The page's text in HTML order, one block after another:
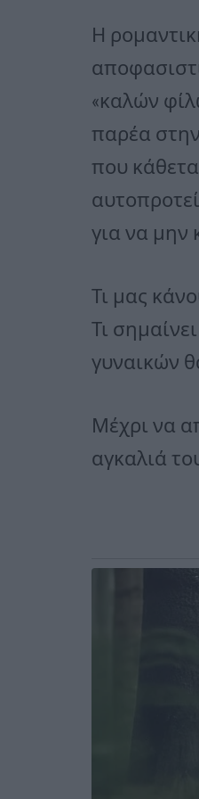
Η
«καλών
παρέα στην
που
για να μην
Τι μας
Τι
γυναικών
Μέχρι να
αγκαλιά